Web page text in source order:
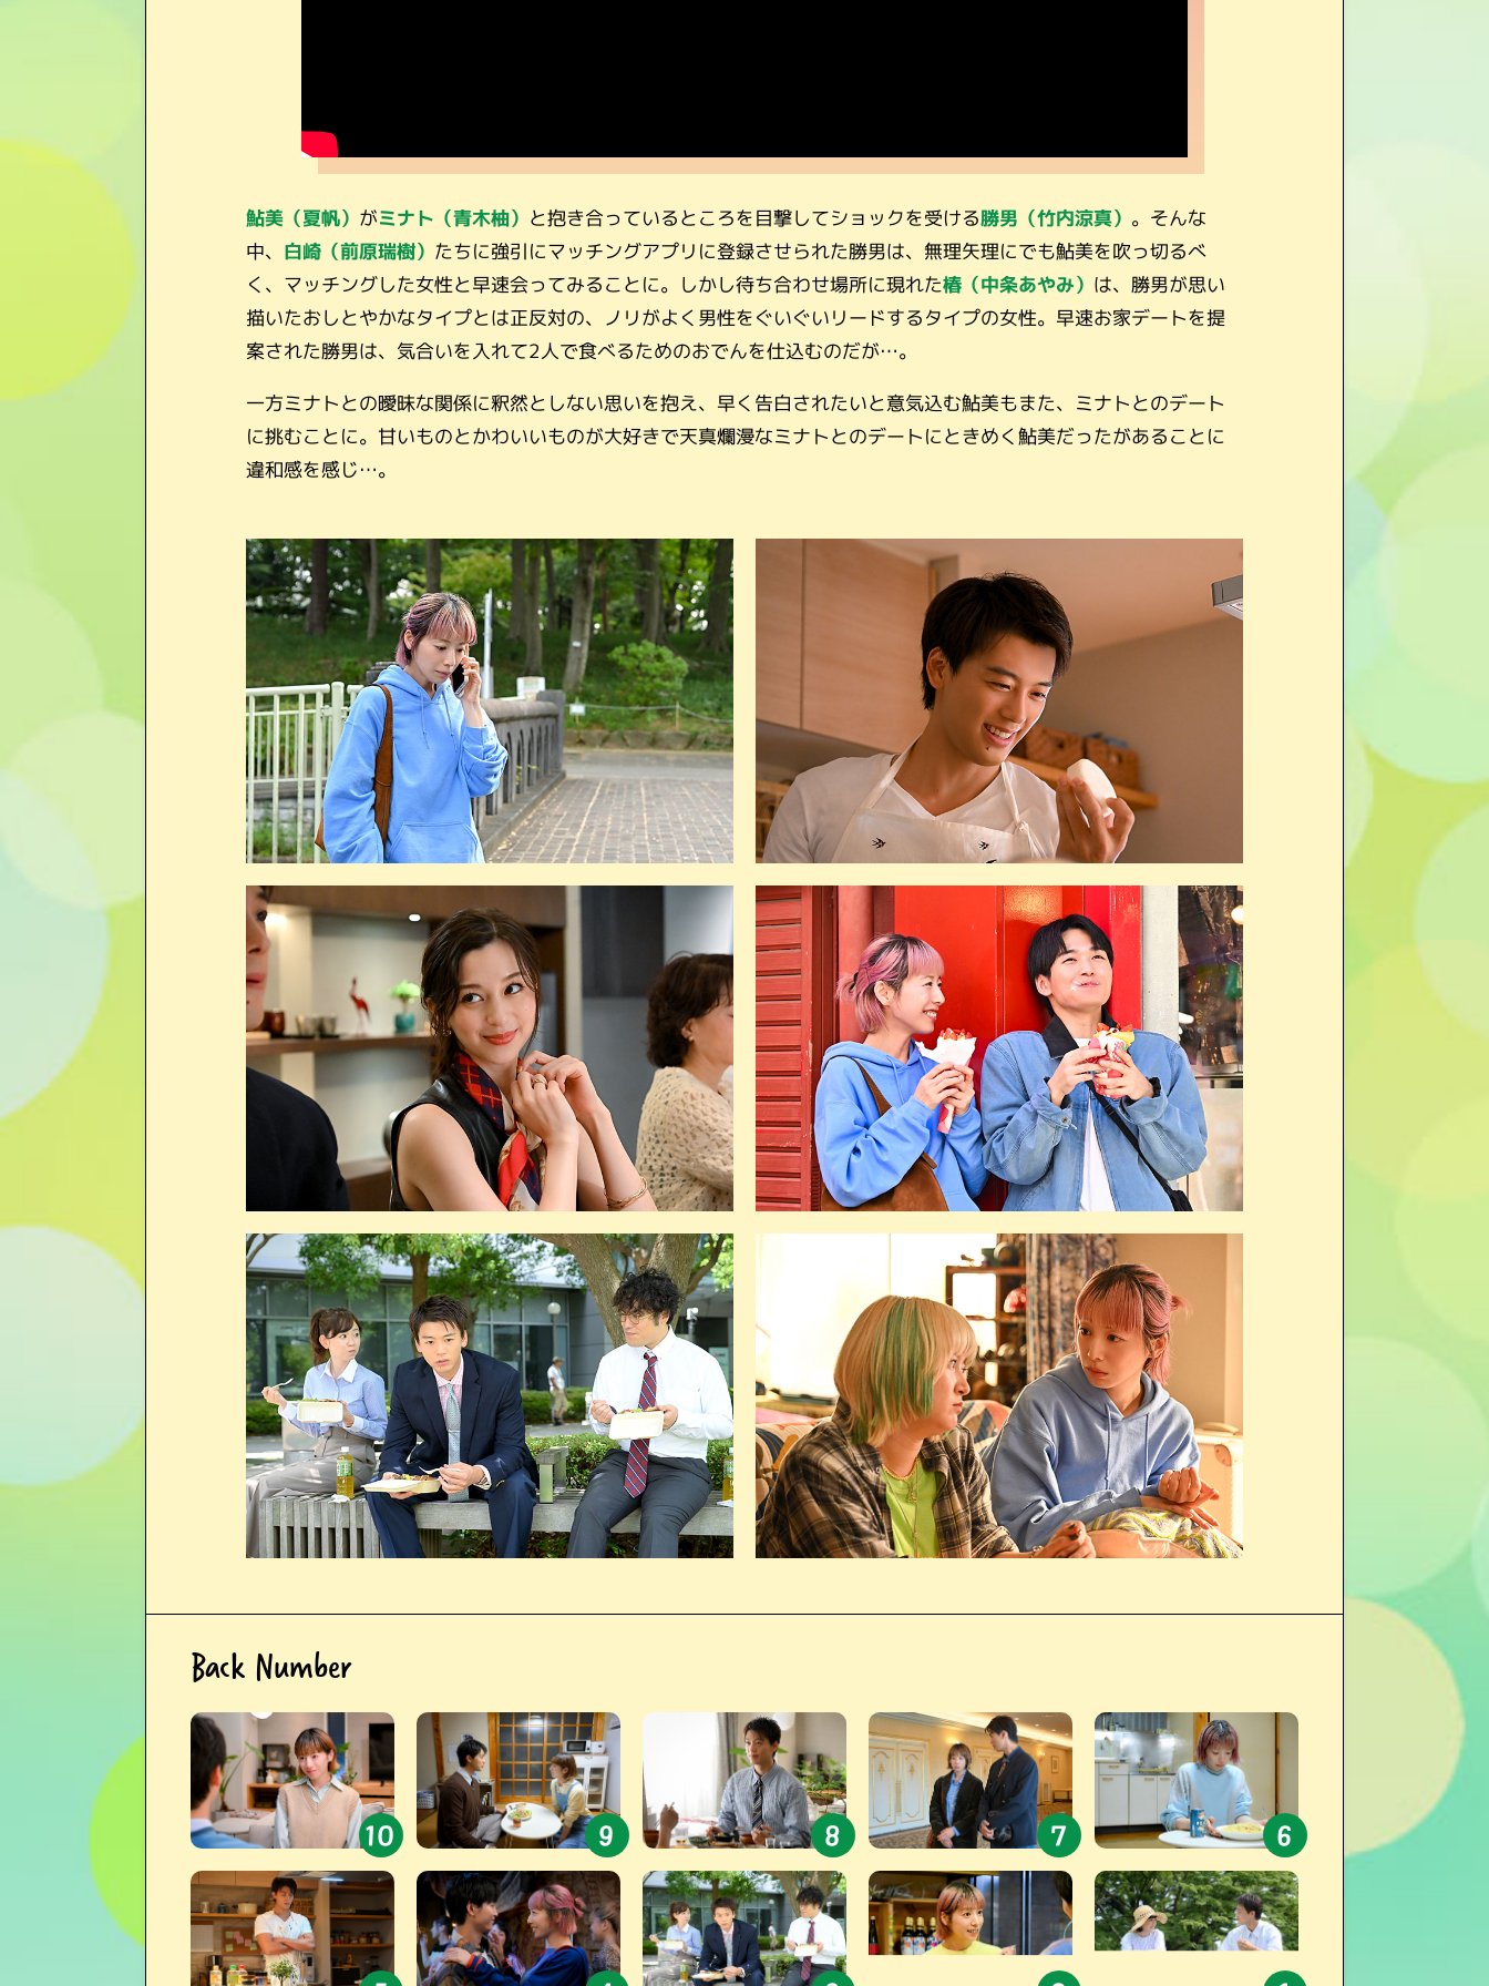
鮎美（夏帆） がミナト（青木柚） と抱き合っているところを目撃してショックを受ける勝男（竹内涼真） 。そんな
中、 白崎（前原瑞樹） たちに強引にマッチングアプリに登録させられた勝男は、無理矢理にでも鮎美を吹っ切るべ
く、マッチングした女性と早速会ってみることに。しかし待ち合わせ場所に現れた椿（中条あやみ） は、勝男が思い
描いたおしとやかなタイプとは正反対の、ノリがよく男性をぐいぐいリードするタイプの女性。早速お家デートを提
案された勝男は、気合いを入れて2人で食べるためのおでんを仕込むのだが…。
一方ミナトとの曖昧な関係に釈然としない思いを抱え、早く告白されたいと意気込む鮎美もまた、ミナトとのデート
に挑むことに。甘いものとかわいいものが大好きで天真爛漫なミナトとのデートにときめく鮎美だったがあることに
違和感を感じ…。
Back Number
#10
10
#9
9
#8
8
#7
7 6
#5 #4 #3 #2